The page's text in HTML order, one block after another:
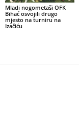
Mladi nogometaši OFK
Bihać osvojili drugo
mjesto na turniru na
Izačiću